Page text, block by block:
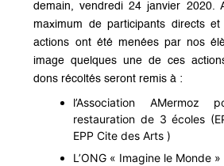
demain, vendredi 24 janvier 2020.
maximum de participants directs et
actions ont été menées par nos
image quelques une de ces
dons récoltés seront remis à :
l’Association
restauration de 3 écoles
EPP Cite des Arts )
L’ONG « Imagine le Monde »